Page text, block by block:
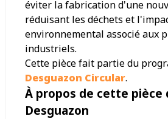
éviter la fabrication d'une
réduisant les déchets et
environnemental associé aux
industriels.
Cette pièce fait partie du
Desguazon Circular.
À propos de cette pièce
Desguazon